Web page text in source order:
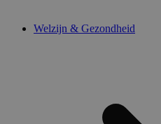
Welzijn & Gezondheid